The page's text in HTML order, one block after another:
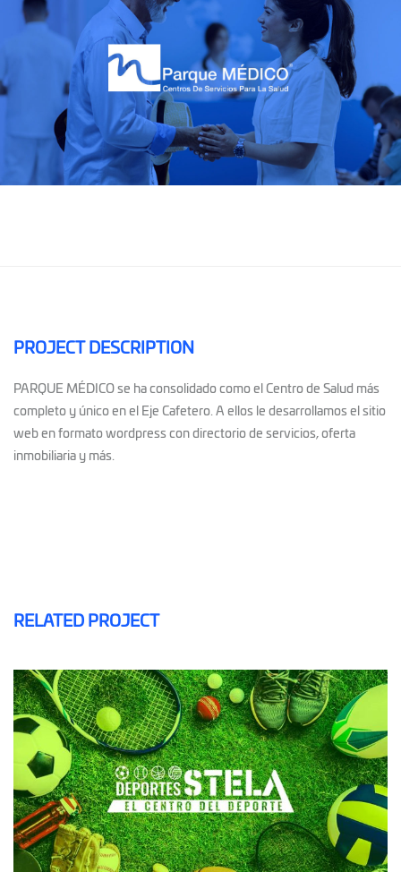
PROJECT DESCRIPTION
PARQUE MÉDICO se ha consolidado como el Centro de Salud más
completo y único en el Eje Cafetero. A ellos le desarrollamos el sitio
web en formato wordpress con directorio de servicios, oferta
inmobiliaria y más.
RELATED PROJECT
DEPORTES STELA
DISEÑO WEB